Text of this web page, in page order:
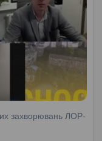
захворювань ЛОР-